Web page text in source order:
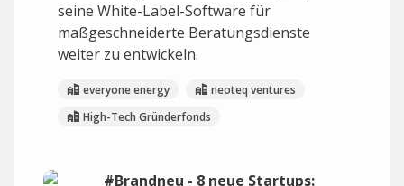
seine White-Label-Software für
maßgeschneiderte Beratungsdienste
weiter zu entwickeln.
everyone energy
neoteq ventures
High-Tech Gründerfonds